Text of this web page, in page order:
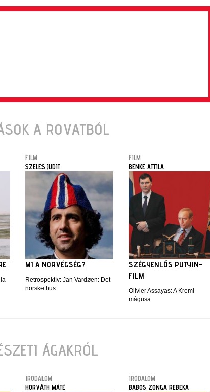
A ROVATBÓL
FILM
SZELES JUDIT
MI A NORVÉGSÉG?
Retrospektív: Jan Vardøen: Det
norske hus
FILM
BENKE ATTILA
SZÉGYENLŐS PUTYIN-
FILM
Olivier Assayas: A Kreml
mágusa
ÁGAKRÓL
IRODALOM
HORVÁTH MÁTÉ
IRODALOM
BABOS ZONGA REBEKA